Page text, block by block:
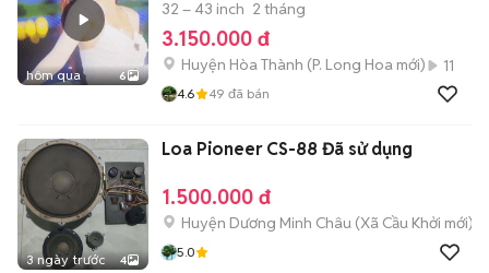
hôm qua 6
32 – 43 inch 2 tháng
3.150.000 đ
Huyện Hòa Thành (P. Long Hoa mới) 11
4.6 49 đã bán
3 ngày trước 4
Loa Pioneer CS-88 Đã sử dụng
1.500.000 đ
Huyện Dương Minh Châu (Xã Cầu Khởi mới)
5.0